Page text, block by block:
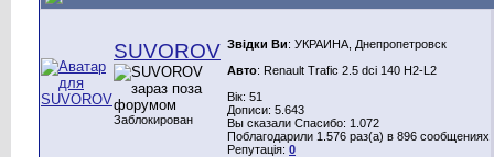
SUVOROV
Заблокирован
Звідки Ви: УКРАИНА, Днепропетровск
Авто: Renault Trafic 2.5 dci 140 H2-L2
Вік: 51
Дописи: 5.643
Вы сказали Спасибо: 1.072
Поблагодарили 1.576 раз(а) в 896 сообщениях
Репутація: 0